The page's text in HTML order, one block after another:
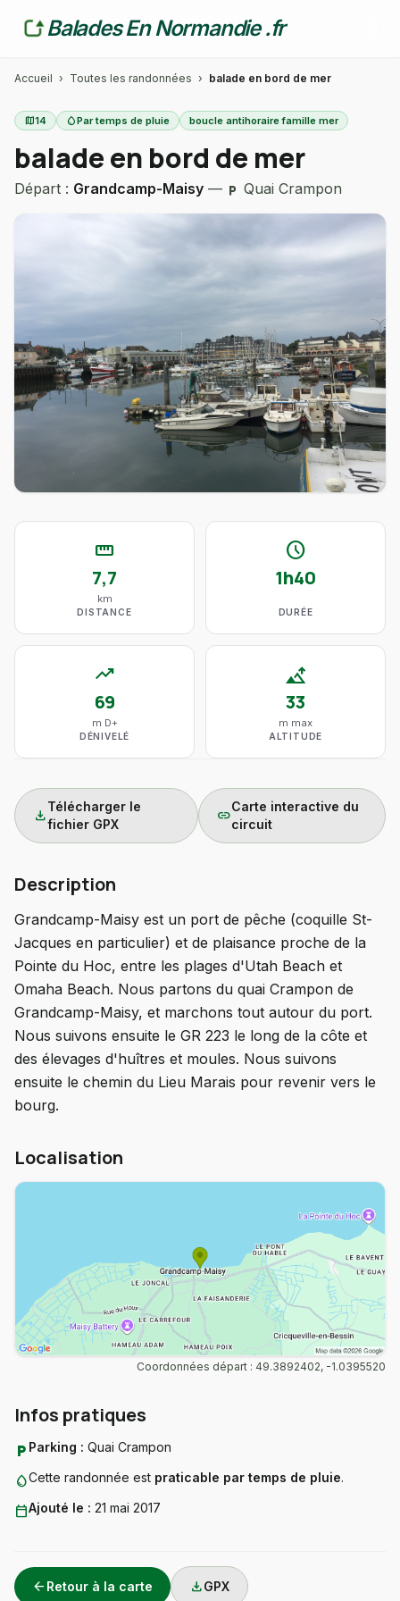
Balades En Normandie .fr
Accueil › Toutes les randonnées › balade en bord de mer
map14 water_dropPar temps de pluie boucle antihoraire famille mer
balade en bord de mer
Départ : Grandcamp-Maisy — local_parking Quai Crampon
straighten
7,7
km
DISTANCE
schedule
1h40
DURÉE
trending_up
69
m D+
DÉNIVELÉ
altitude
33
m max
ALTITUDE
download
Télécharger le
fichier GPX
link
Carte interactive du
circuit
Description
Grandcamp-Maisy est un port de pêche (coquille St-
Jacques en particulier) et de plaisance proche de la
Pointe du Hoc, entre les plages d'Utah Beach et
Omaha Beach. Nous partons du quai Crampon de
Grandcamp-Maisy, et marchons tout autour du port.
Nous suivons ensuite le GR 223 le long de la côte et
des élevages d'huîtres et moules. Nous suivons
ensuite le chemin du Lieu Marais pour revenir vers le
bourg.
Localisation
Coordonnées départ : 49.3892402, -1.0395520
Infos pratiques
local_parking Parking : Quai Crampon
water_dropCette randonnée est praticable par temps de pluie.
calendar_todayAjouté le : 21 mai 2017
arrow_back Retour à la carte downloadGPX